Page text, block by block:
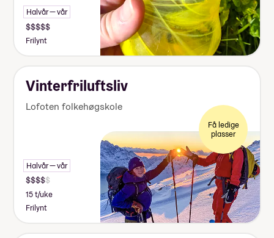
Halvår — vår
Frilynt
Vinterfriluftsliv
Lofoten folkehøgskole
Få ledige
plasser
Halvår — vår
15 t/uke
Frilynt